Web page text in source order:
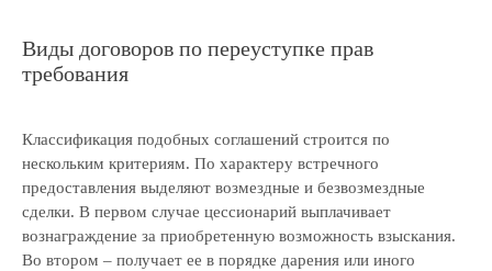
Виды договоров по переуступке прав
требования
Классификация подобных соглашений строится по
нескольким критериям. По характеру встречного
предоставления выделяют возмездные и безвозмездные
сделки. В первом случае цессионарий выплачивает
вознаграждение за приобретенную возможность взыскания.
Во втором – получает ее в порядке дарения или иного